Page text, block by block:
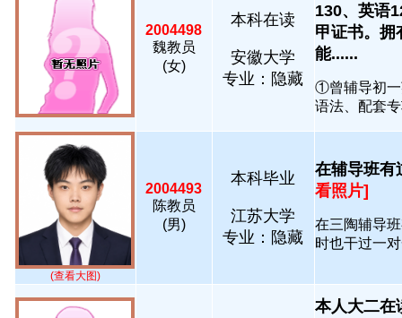
2004498
魏教员
(女)
本科在读
安徽大学
专业：隐藏
130、英语
甲证书。拥
能......
①曾辅导初一
语法、配套
(查看大图)
2004493
陈教员
(男)
本科毕业
江苏大学
专业：隐藏
在辅导班有
看照片]
在三陶辅导
时也干过一
本人大二在